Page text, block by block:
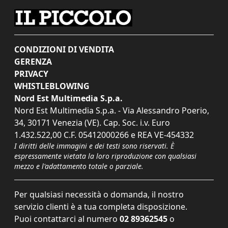
CONDIZIONI DI VENDITA
GERENZA
PRIVACY
WHISTLEBLOWING
Nord Est Multimedia S.p.a.
Nord Est Multimedia S.p.a. - Via Alessandro Poerio,
34, 30171 Venezia (VE). Cap. Soc. i.v. Euro
1.432.522,00 C.F. 05412000266 e REA VE-454332
I diritti delle immagini e dei testi sono riservati. È
espressamente vietata la loro riproduzione con qualsiasi
mezzo e l'adattamento totale o parziale.
Per qualsiasi necessità o domanda, il nostro
servizio clienti è a tua completa disposizione.
Puoi contattarci al numero 02 89362545 o